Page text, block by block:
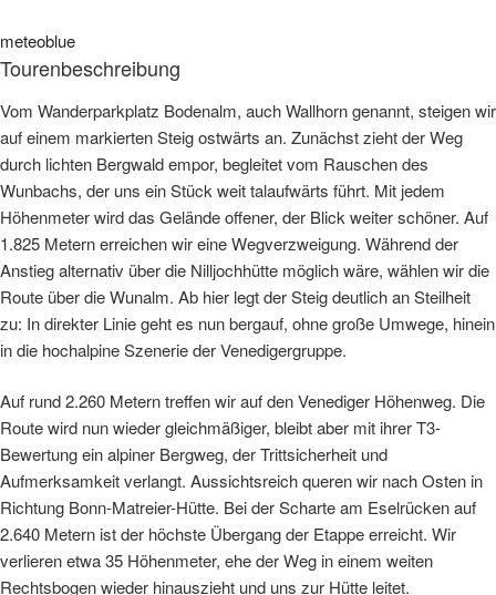
meteoblue
Tourenbeschreibung
Vom Wanderparkplatz Bodenalm, auch Wallhorn genannt, steigen wir
auf einem markierten Steig ostwärts an. Zunächst zieht der Weg
durch lichten Bergwald empor, begleitet vom Rauschen des
Wunbachs, der uns ein Stück weit talaufwärts führt. Mit jedem
Höhenmeter wird das Gelände offener, der Blick weiter schöner. Auf
1.825 Metern erreichen wir eine Wegverzweigung. Während der
Anstieg alternativ über die Nilljochhütte möglich wäre, wählen wir die
Route über die Wunalm. Ab hier legt der Steig deutlich an Steilheit
zu: In direkter Linie geht es nun bergauf, ohne große Umwege, hinein
in die hochalpine Szenerie der Venedigergruppe.
Auf rund 2.260 Metern treffen wir auf den Venediger Höhenweg. Die
Route wird nun wieder gleichmäßiger, bleibt aber mit ihrer T3-
Bewertung ein alpiner Bergweg, der Trittsicherheit und
Aufmerksamkeit verlangt. Aussichtsreich queren wir nach Osten in
Richtung Bonn-Matreier-Hütte. Bei der Scharte am Eselrücken auf
2.640 Metern ist der höchste Übergang der Etappe erreicht. Wir
verlieren etwa 35 Höhenmeter, ehe der Weg in einem weiten
Rechtsbogen wieder hinauszieht und uns zur Hütte leitet.